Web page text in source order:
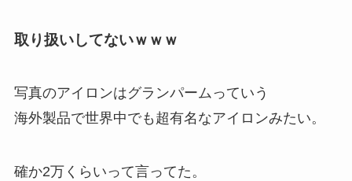
取り扱いしてないｗｗｗ
写真のアイロンはグランパームっていう
海外製品で世界中でも超有名なアイロンみたい。
確か2万くらいって言ってた。